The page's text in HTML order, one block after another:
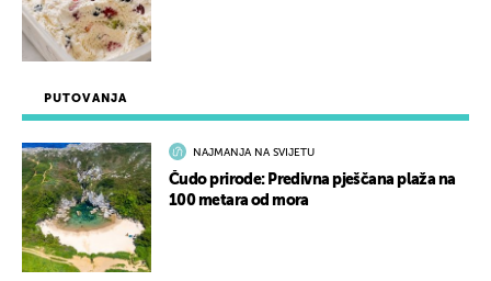
PUTOVANJA
NAJMANJA NA SVIJETU
Čudo prirode: Predivna pješčana plaža na
100 metara od mora